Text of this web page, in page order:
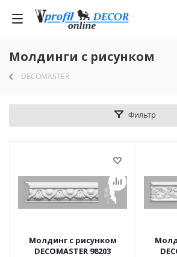
Молдинги с рисунком
DECOMASTER
Фильтр
Молдинг с рисунком
DECOMASTER 98203